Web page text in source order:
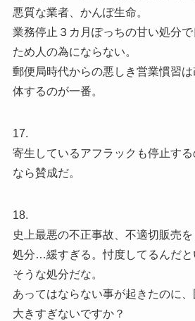
悪質な業者、かんぽ生命。
業務停止３カ月ぽっちの甘い処分
ため人の為にならない。
郵便局時代からの悪しき営業慣習
体するのが一番。
17.
寄生しているアフラックも停止する
なら賛成だ。
18.
史上最悪の不正事故、不適切販売
処分…緩すぎる。忖度してるんだと
そうな処分だな。
あってはならない事が起きたのに
大きすぎないですか？